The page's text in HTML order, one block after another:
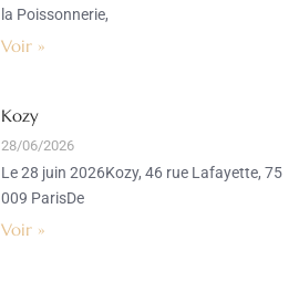
la Poissonnerie,
Voir »
Kozy
28/06/2026
Le 28 juin 2026Kozy, 46 rue Lafayette, 75
009 ParisDe
Voir »